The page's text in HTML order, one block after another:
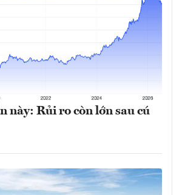
này: Rủi ro còn lớn sau cú